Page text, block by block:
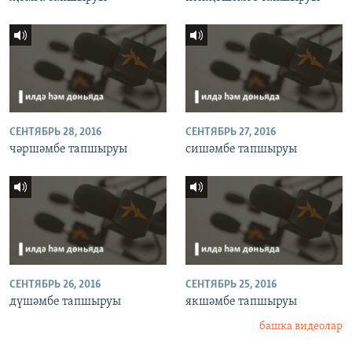
СЕНТЯБРЬ 28, 2016
чәршәмбе тапшыруы
СЕНТЯБРЬ 27, 2016
сишәмбе тапшыруы
СЕНТЯБРЬ 26, 2016
дүшәмбе тапшыруы
СЕНТЯБРЬ 25, 2016
якшәмбе тапшыруы
башка видеолар